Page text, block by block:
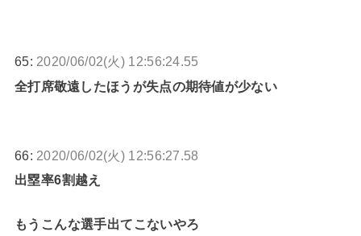
65: 2020/06/02(火) 12:56:24.55
全打席敬遠したほうが失点の期待値が少ない
66: 2020/06/02(火) 12:56:27.58
出塁率6割越え
もうこんな選手出てこないやろ